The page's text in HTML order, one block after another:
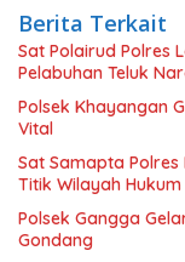
Berita Terkait
Sat Polairud Polres
Pelabuhan Teluk
Polsek Khayangan
Vital
Sat Samapta
Titik Wilayah Hukum
Polsek Gangga
Gondang